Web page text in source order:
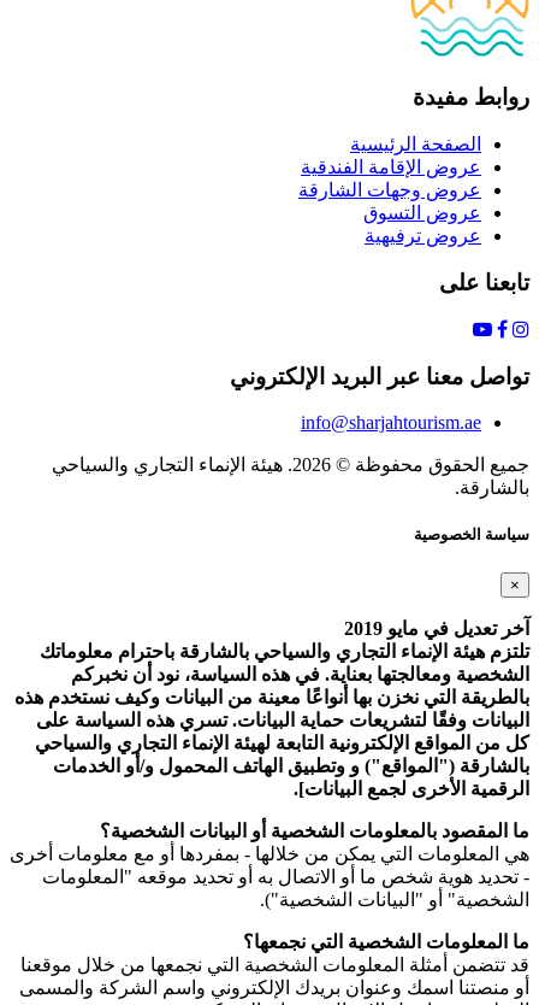
روابط مفيدة
الصفحة الرئيسية
عروض الإقامة الفندقية
عروض وجهات الشارقة
عروض التسوق
عروض ترفيهية
تابعنا على
تواصل معنا عبر البريد الإلكتروني
info@sharjahtourism.ae
جميع الحقوق محفوظة © 2026. هيئة الإنماء التجاري والسياحي
بالشارقة.
سياسة الخصوصية
×
آخر تعديل في مايو 2019
تلتزم هيئة الإنماء التجاري والسياحي بالشارقة باحترام معلوماتك
الشخصية ومعالجتها بعناية. في هذه السياسة، نود أن نخبركم
بالطريقة التي نخزن بها أنواعًا معينة من البيانات وكيف نستخدم هذه
البيانات وفقًا لتشريعات حماية البيانات. تسري هذه السياسة على
كل من المواقع الإلكترونية التابعة لهيئة الإنماء التجاري والسياحي
بالشارقة ("المواقع") و وتطبيق الهاتف المحمول و/أو الخدمات
الرقمية الأخرى لجمع البيانات].
ما المقصود بالمعلومات الشخصية أو البيانات الشخصية؟
هي المعلومات التي يمكن من خلالها - بمفردها أو مع معلومات أخرى
- تحديد هوية شخص ما أو الاتصال به أو تحديد موقعه "المعلومات
الشخصية" أو "البيانات الشخصية").
ما المعلومات الشخصية التي نجمعها؟
قد تتضمن أمثلة المعلومات الشخصية التي نجمعها من خلال موقعنا
أو منصتنا اسمك وعنوان بريدك الإلكتروني واسم الشركة والمسمى